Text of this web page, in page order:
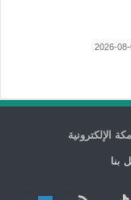
2026-
الإلكترونية
بنا